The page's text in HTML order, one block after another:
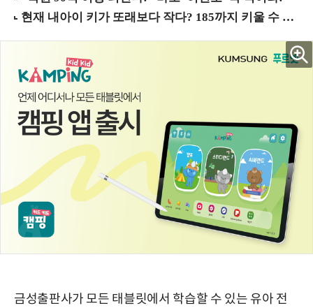
금성출판사가 모든 태블릿에서 학습할 수 있는 유아 전